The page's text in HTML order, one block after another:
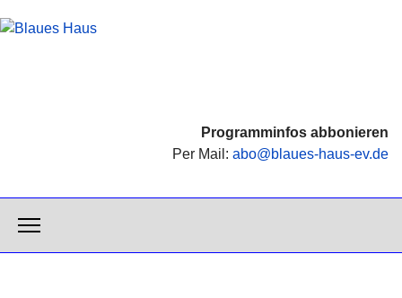
Programminfos abbonieren
Per Mail: abo@blaues-haus-ev.de